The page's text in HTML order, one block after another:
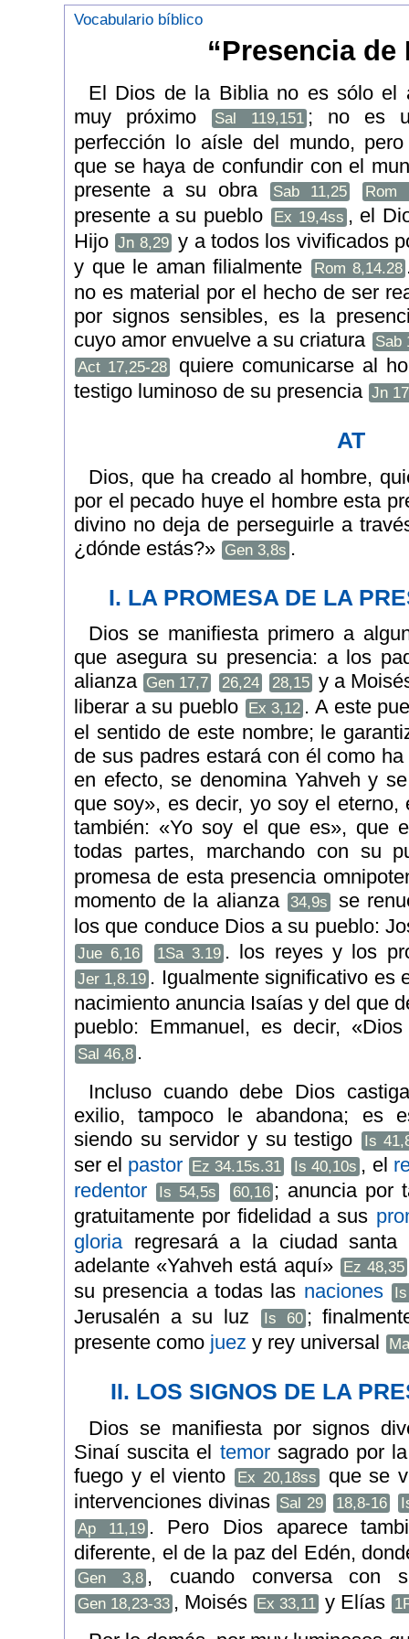
Vocabulario bíblico
“Presencia de
El Dios de la Biblia no es sólo el
muy próximo
Sal 119,151 ; no es
perfección lo aísle del mundo,
que se haya de confundir con el
presente a su obra
Sab 11,25 Rom
presente a su pueblo Ex 19,4ss , el
Hijo Jn 8,29 y a todos los vivificados
y que le aman filialmente
Rom 8,14.28
no es material por el hecho de ser
por signos sensibles, es la
cuyo amor envuelve a su criatura Sab
Act 17,25-28
quiere comunicarse al
testigo luminoso de su presencia Jn
AT
Dios, que ha creado al hombre,
por el pecado huye el hombre esta
divino no deja de perseguirle a
¿dónde estás?» Gen 3,8s .
I. LA PROMESA DE LA
Dios se manifiesta primero a
que asegura su presencia: a los
alianza Gen 17,7 26,24 28,15 y a
liberar a su pueblo
Ex 3,12 . A este
el sentido de este nombre; le
de sus padres estará con él como
en efecto, se denomina Yahveh y
que soy», es decir, yo soy el
también: «Yo soy el que es», que
todas partes, marchando con su
promesa de esta presencia
momento de la alianza
34,9s
se
los que conduce Dios a su pueblo:
Jue 6,16 1Sa 3.19 . los reyes y los
Jer 1,8.19 . Igualmente significativo es
nacimiento anuncia Isaías y del que
pueblo: Emmanuel, es decir,
Sal 46,8 .
Incluso cuando debe Dios
exilio, tampoco le abandona; es
siendo su servidor y su testigo
Is
ser el pastor Ez 34.15s.31 Is 40,10s , el
redentor
Is 54,5s 60,16 ; anuncia por
gratuitamente por fidelidad a sus
gloria regresará a la ciudad
adelante «Yahveh está aquí»
Ez 48,35
su presencia a todas las naciones
Jerusalén a su luz Is 60 ;
presente como juez y rey universal
II. LOS SIGNOS DE LA
Dios se manifiesta por signos
Sinaí suscita el temorsagrado por
fuego y el viento
Ex 20,18ss
que se
intervenciones divinas Sal 29 18,8-16
Ap 11,19 . Pero Dios aparece
diferente, el de la paz del Edén,
Gen 3,8 , cuando conversa con
Gen 18,23-33 , Moisés Ex 33,11 y Elías